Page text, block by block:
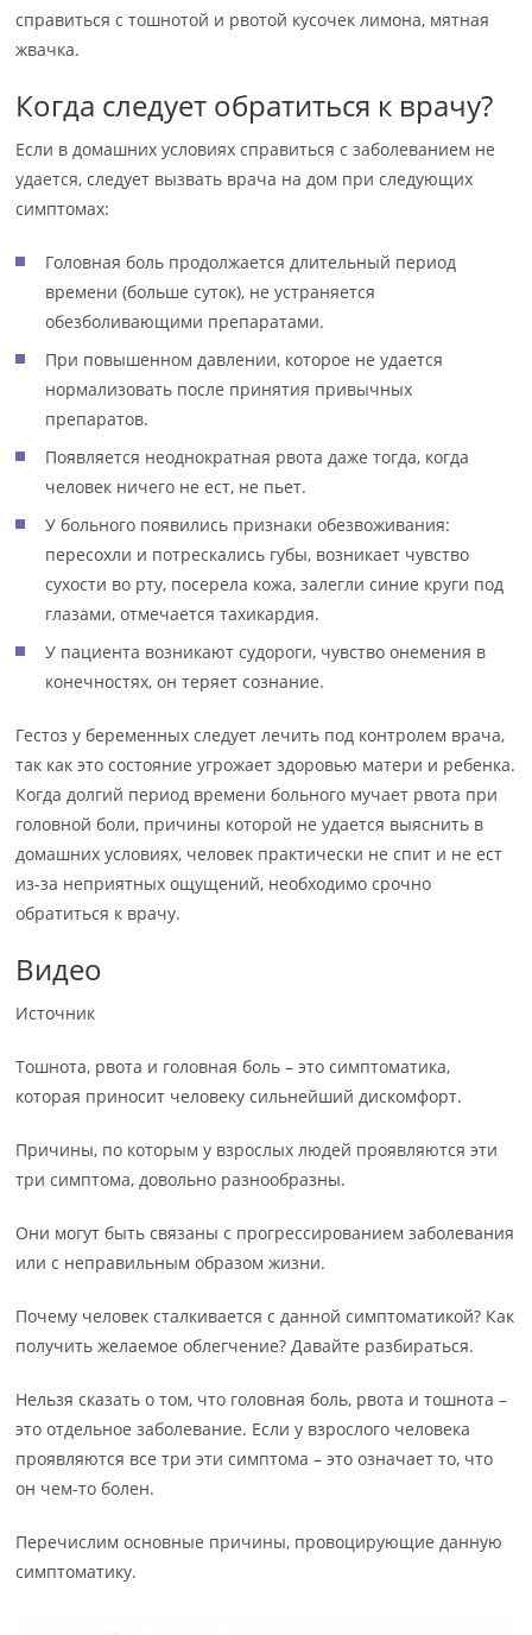
справиться с тошнотой и рвотой кусочек лимона, мятная
жвачка.
Когда следует обратиться к врачу?
Если в домашних условиях справиться с заболеванием не
удается, следует вызвать врача на дом при следующих
симптомах:
Головная боль продолжается длительный период
времени (больше суток), не устраняется
обезболивающими препаратами.
При повышенном давлении, которое не удается
нормализовать после принятия привычных
препаратов.
Появляется неоднократная рвота даже тогда, когда
человек ничего не ест, не пьет.
У больного появились признаки обезвоживания:
пересохли и потрескались губы, возникает чувство
сухости во рту, посерела кожа, залегли синие круги под
глазами, отмечается тахикардия.
У пациента возникают судороги, чувство онемения в
конечностях, он теряет сознание.
Гестоз у беременных следует лечить под контролем врача,
так как это состояние угрожает здоровью матери и ребенка.
Когда долгий период времени больного мучает рвота при
головной боли, причины которой не удается выяснить в
домашних условиях, человек практически не спит и не ест
из-за неприятных ощущений, необходимо срочно
обратиться к врачу.
Видео
Источник
Тошнота, рвота и головная боль – это симптоматика,
которая приносит человеку сильнейший дискомфорт.
Причины, по которым у взрослых людей проявляются эти
три симптома, довольно разнообразны.
Они могут быть связаны с прогрессированием заболевания
или с неправильным образом жизни.
Почему человек сталкивается с данной симптоматикой? Как
получить желаемое облегчение? Давайте разбираться.
Нельзя сказать о том, что головная боль, рвота и тошнота –
это отдельное заболевание. Если у взрослого человека
проявляются все три эти симптома – это означает то, что
он чем-то болен.
Перечислим основные причины, провоцирующие данную
симптоматику.